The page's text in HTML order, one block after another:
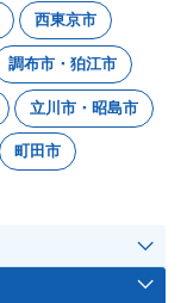
西東京市
調布市・狛江市
立川市・昭島市
町田市